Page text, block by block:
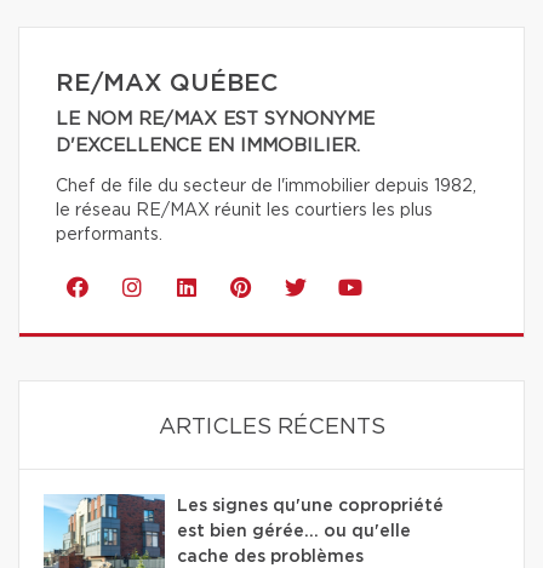
RE/MAX QUÉBEC
LE NOM RE/MAX EST SYNONYME
D'EXCELLENCE EN IMMOBILIER.
Chef de file du secteur de l'immobilier depuis 1982,
le réseau RE/MAX réunit les courtiers les plus
performants.
ARTICLES RÉCENTS
Les signes qu'une copropriété
est bien gérée… ou qu'elle
cache des problèmes